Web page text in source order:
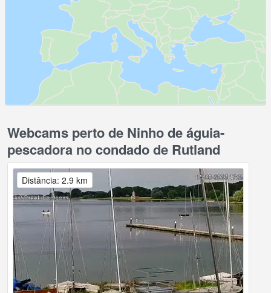
Webcams perto de Ninho de águia-
pescadora no condado de Rutland
Distância: 2.9 km